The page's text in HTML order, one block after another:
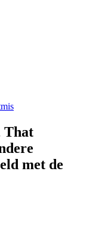
That
met de